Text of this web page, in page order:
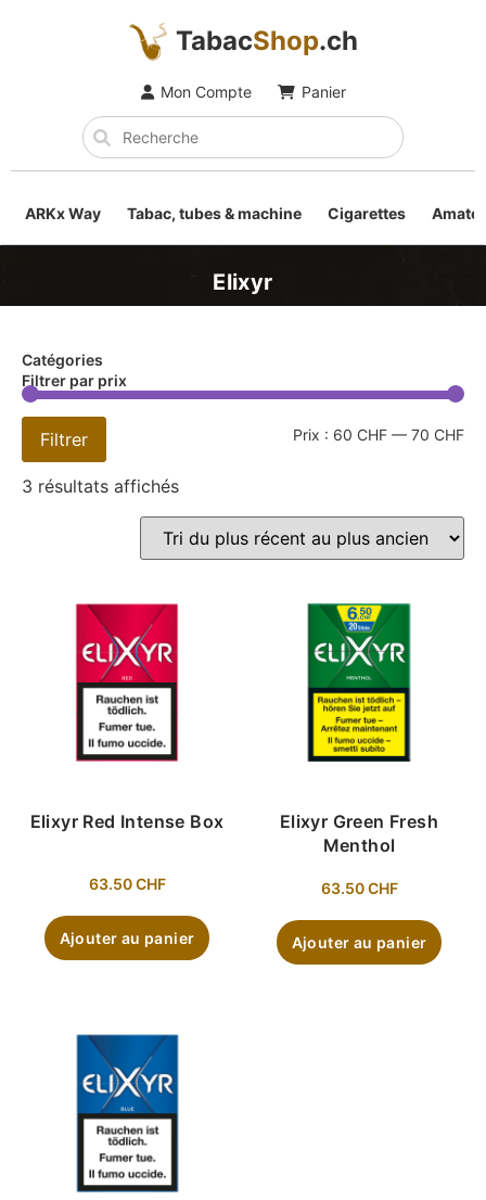
TabacShop.ch
Mon Compte Panier
ARKx Way Tabac, tubes & machine Cigarettes
Elixyr
Catégories
Filtrer par prix
Filtrer Prix : 60 CHF — 70 CHF
3 résultats affichés
Elixyr Red Intense Box
63.50CHF
Ajouter au panier
Elixyr Green Fresh
Menthol
63.50CHF
Ajouter au panier